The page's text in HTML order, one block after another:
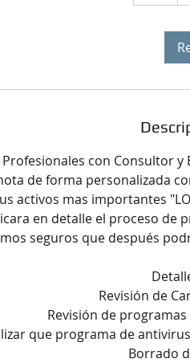
con Consultor
de forma personalizada
activos mas importantes
en detalle el proceso de
seguros que después
Revisión de
Revisión de
que programa de
Borrado